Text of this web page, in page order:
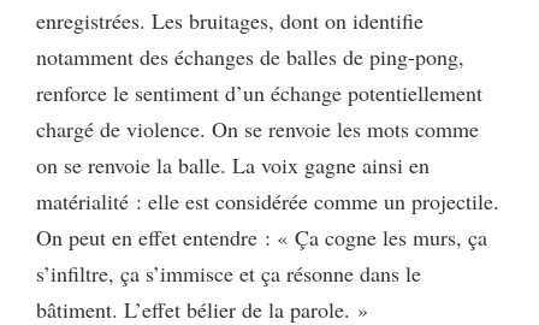
enregistrées. Les bruitages, dont on identifie
notamment des échanges de balles de ping-pong,
renforce le sentiment d’un échange potentiellement
chargé de violence. On se renvoie les mots comme
on se renvoie la balle. La voix gagne ainsi en
matérialité : elle est considérée comme un projectile.
On peut en effet entendre : « Ça cogne les murs, ça
s’infiltre, ça s’immisce et ça résonne dans le
bâtiment. L’effet bélier de la parole. »